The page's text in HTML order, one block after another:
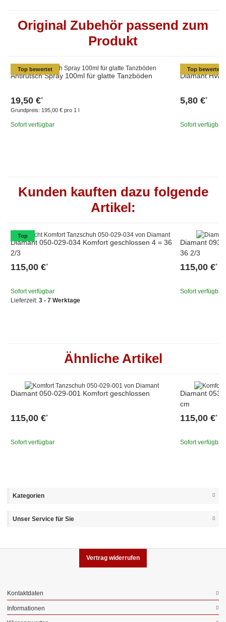
Original Zubehör passend zum
Produkt
Top bewertet
Antirutsch Spray 100ml für glatte Tanzböden
19,50 €*
Grundpreis: 195,00 € pro 1 l
Sofort verfügbar
Top bewertet
Diamant
5,80 €*
Sofort verfügbar
Kunden kauften dazu folgende
Artikel:
Top
Diamant 050-029-034 Komfort geschlossen 4 = 36
2/3
115,00 €*
Sofort verfügbar
Lieferzeit: 3 - 7 Werktage
Diamant 093-
36 2/3
115,00 €*
Sofort verfügbar
Ähnliche Artikel
Diamant 050-029-001 Komfort geschlossen
115,00 €*
Sofort verfügbar
Diamant
cm
115,00 €*
Sofort verfügbar
Kategorien
Unser Service für Sie
Vertrag widerrufen
Kontaktdaten
Informationen